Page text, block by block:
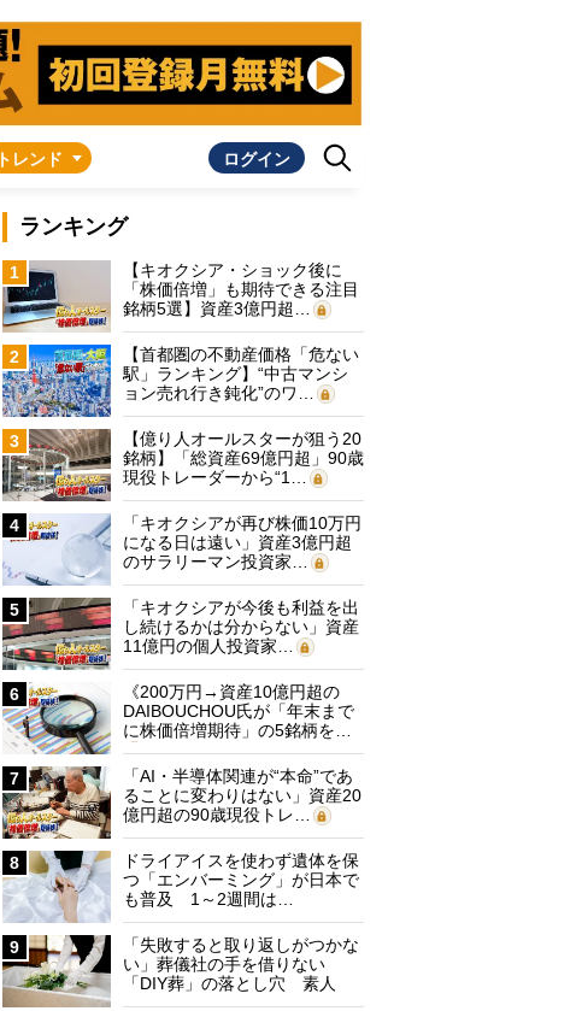
トレンド ログイン
ランキング
1
【キオクシア・ショック後に
「株価倍増」も期待できる注目
銘柄5選】資産3億円超…
2
【首都圏の不動産価格「危ない
駅」ランキング】“中古マンシ
ョン売れ行き鈍化”のワ…
3
【億り人オールスターが狙う20
銘柄】「総資産69億円超」90歳
現役トレーダーから“1…
4
「キオクシアが再び株価10万円
になる日は遠い」資産3億円超
のサラリーマン投資家…
5
「キオクシアが今後も利益を出
し続けるかは分からない」資産
11億円の個人投資家…
6
《200万円→資産10億円超の
DAIBOUCHOU氏が「年末まで
に株価倍増期待」の5銘柄を…
7
「AI・半導体関連が“本命”であ
ることに変わりはない」資産20
億円超の90歳現役トレ…
8
ドライアイスを使わず遺体を保
つ「エンバーミング」が日本で
も普及 1～2週間は…
9
「失敗すると取り返しがつかな
い」葬儀社の手を借りない
「DIY葬」の落とし穴 素人
に…